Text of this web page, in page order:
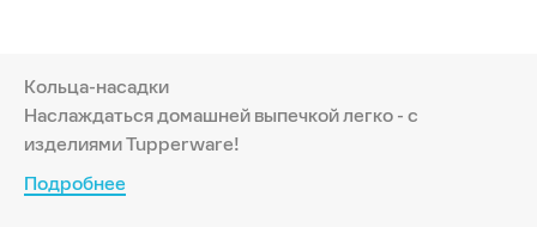
Кольца-насадки
Наслаждаться домашней выпечкой легко - с
изделиями Tupperware!
Подробнее